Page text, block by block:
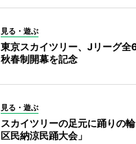
見る・遊ぶ
東京スカイツリー、Jリーグ
秋春制開幕を記念
見る・遊ぶ
スカイツリーの足元に踊りの
区民納涼民踊大会」